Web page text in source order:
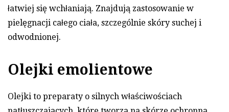
łatwiej się wchłaniają. Znajdują zastosowanie w
pielęgnacji całego ciała, szczególnie skóry suchej i
odwodnionej.
Olejki emolientowe
Olejki to preparaty o silnych właściwościach